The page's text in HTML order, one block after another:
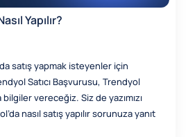
Yapılır?
satış yapmak isteyenler için
Satıcı Başvurusu, Trendyol
vereceğiz. Siz de yazımızı
nasıl satış yapılır sorunuza yanıt